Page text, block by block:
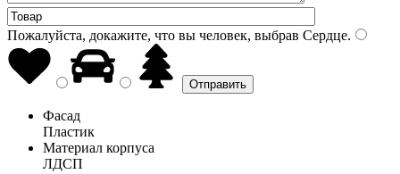
Пожалуйста, докажите, что вы человек, выбрав Сердце.
Фасад
Пластик
Материал корпуса
ЛДСП